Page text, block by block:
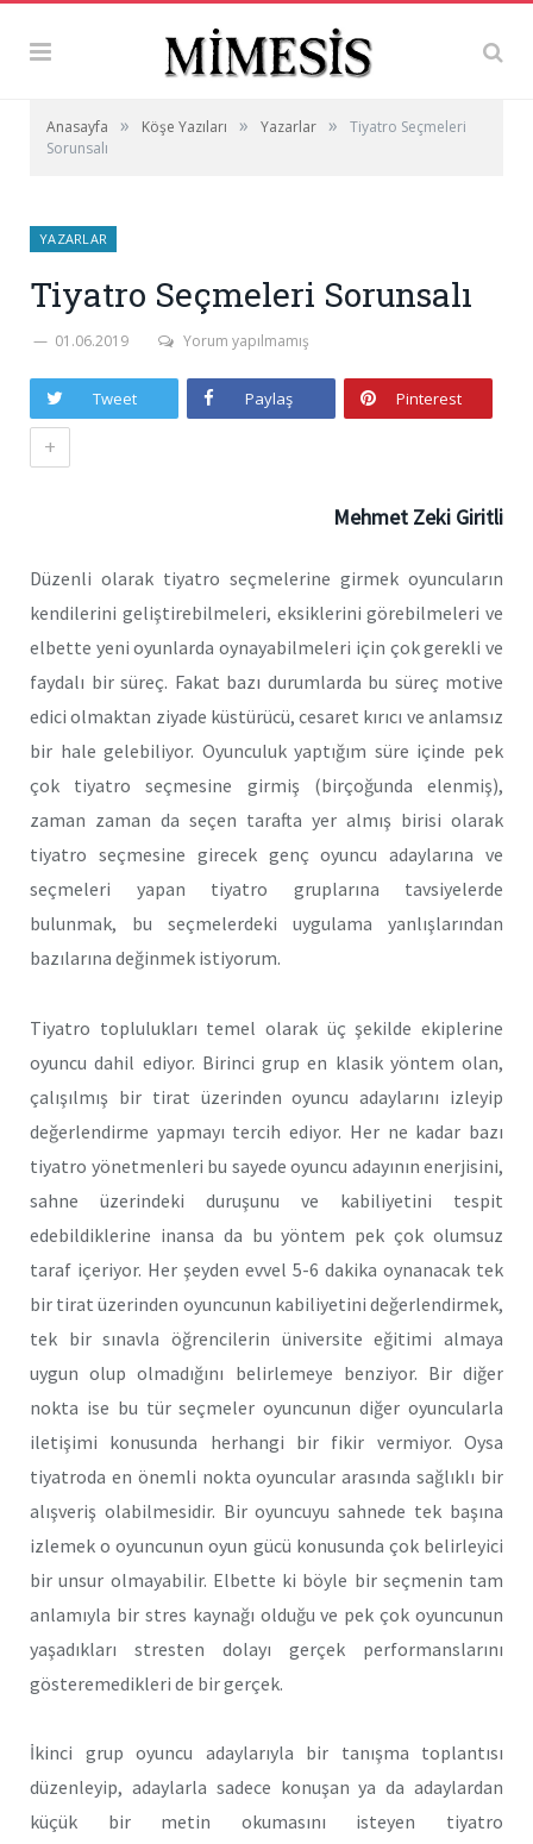
Anasayfa » Köşe Yazıları » Yazarlar »
Tiyatro Seçmeleri
Sorunsalı
YAZARLAR
Tiyatro Seçmeleri Sorunsalı
01.06.2019 Yorum yapılmamış
Tweet Paylaş Pinterest
+
Mehmet Zeki Giritli
Düzenli olarak tiyatro seçmelerine girmek oyuncuların
kendilerini geliştirebilmeleri, eksiklerini görebilmeleri ve
elbette yeni oyunlarda oynayabilmeleri için çok gerekli ve
faydalı bir süreç. Fakat bazı durumlarda bu süreç motive
edici olmaktan ziyade küstürücü, cesaret kırıcı ve anlamsız
bir hale gelebiliyor. Oyunculuk yaptığım süre içinde pek
çok tiyatro seçmesine girmiş (birçoğunda elenmiş),
zaman zaman da seçen tarafta yer almış birisi olarak
tiyatro seçmesine girecek genç oyuncu adaylarına ve
seçmeleri yapan tiyatro gruplarına tavsiyelerde
bulunmak, bu seçmelerdeki uygulama yanlışlarından
bazılarına değinmek istiyorum.
Tiyatro toplulukları temel olarak üç şekilde ekiplerine
oyuncu dahil ediyor. Birinci grup en klasik yöntem olan,
çalışılmış bir tirat üzerinden oyuncu adaylarını izleyip
değerlendirme yapmayı tercih ediyor. Her ne kadar bazı
tiyatro yönetmenleri bu sayede oyuncu adayının enerjisini,
sahne üzerindeki duruşunu ve kabiliyetini tespit
edebildiklerine inansa da bu yöntem pek çok olumsuz
taraf içeriyor. Her şeyden evvel 5-6 dakika oynanacak tek
bir tirat üzerinden oyuncunun kabiliyetini değerlendirmek,
tek bir sınavla öğrencilerin üniversite eğitimi almaya
uygun olup olmadığını belirlemeye benziyor. Bir diğer
nokta ise bu tür seçmeler oyuncunun diğer oyuncularla
iletişimi konusunda herhangi bir fikir vermiyor. Oysa
tiyatroda en önemli nokta oyuncular arasında sağlıklı bir
alışveriş olabilmesidir. Bir oyuncuyu sahnede tek başına
izlemek o oyuncunun oyun gücü konusunda çok belirleyici
bir unsur olmayabilir. Elbette ki böyle bir seçmenin tam
anlamıyla bir stres kaynağı olduğu ve pek çok oyuncunun
yaşadıkları stresten dolayı gerçek performanslarını
gösteremedikleri de bir gerçek.
İkinci grup oyuncu adaylarıyla bir tanışma toplantısı
düzenleyip, adaylarla sadece konuşan ya da adaylardan
küçük bir metin okumasını isteyen tiyatro